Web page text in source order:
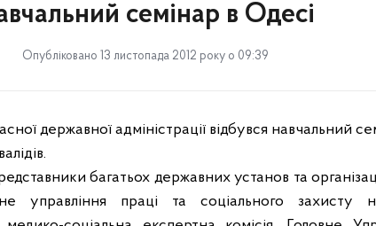
семінар в Одесі
Опубліковано 13 листопада 2012 року о 09:39
державної адміністрації відбувся навчальний
багатьох державних установ та
управління праці та соціального захисту